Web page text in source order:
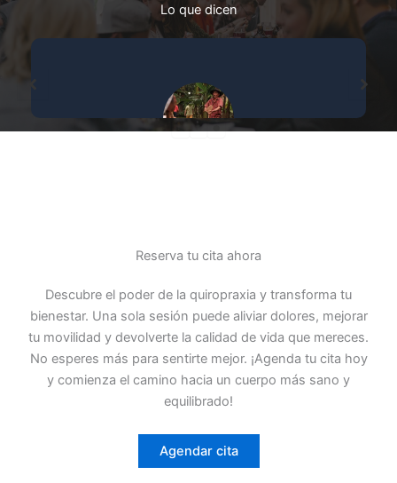
Lo que dicen
neuromuscular y medicamentos naturales
La combinación ha sido increíble. En pocas
sesiones, el dolor ha disminuido
significativamente, y he recuperado mucha
de la movilidad que había perdido. Estoy
muy agradecido, ya que había probado
muchos tratamientos antes sin resultados
largas distancias sin molestias.”
Reserva tu cita ahora
Descubre el poder de la quiropraxia y transforma tu
bienestar. Una sola sesión puede aliviar dolores, mejorar
tu movilidad y devolverte la calidad de vida que mereces.
No esperes más para sentirte mejor. ¡Agenda tu cita hoy
y comienza el camino hacia un cuerpo más sano y
equilibrado!
Agendar cita